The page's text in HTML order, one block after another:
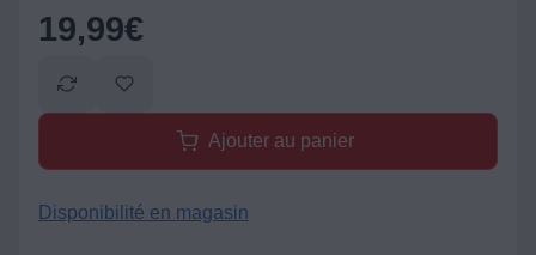
19,99€
Ajouter au panier
Disponibilité en magasin